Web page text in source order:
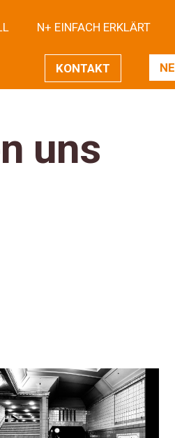
N+ EINFACH ERKLÄRT
KONTAKT
uns